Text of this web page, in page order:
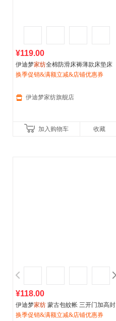
¥119.00
伊迪梦家纺全棉防滑床褥薄款床垫床
护垫子纯棉褥子可水洗机洗绗缝定型
换季促销&满额立减&店铺优惠券
伊迪梦家纺旗舰店
加入购物车 收藏
¥118.00
伊迪梦家纺 蒙古包蚊帐 三开门加高封
闭拉链有字底蕾丝边大空间 学生床1.2
换季促销&满额立减&店铺优惠券